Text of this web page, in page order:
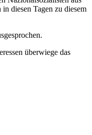
diesen Tagen zu diesem
überwiege das